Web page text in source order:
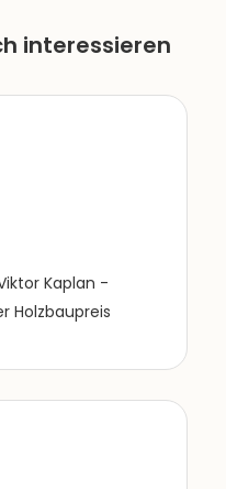
interessieren
Kaplan -
Holzbaupreis